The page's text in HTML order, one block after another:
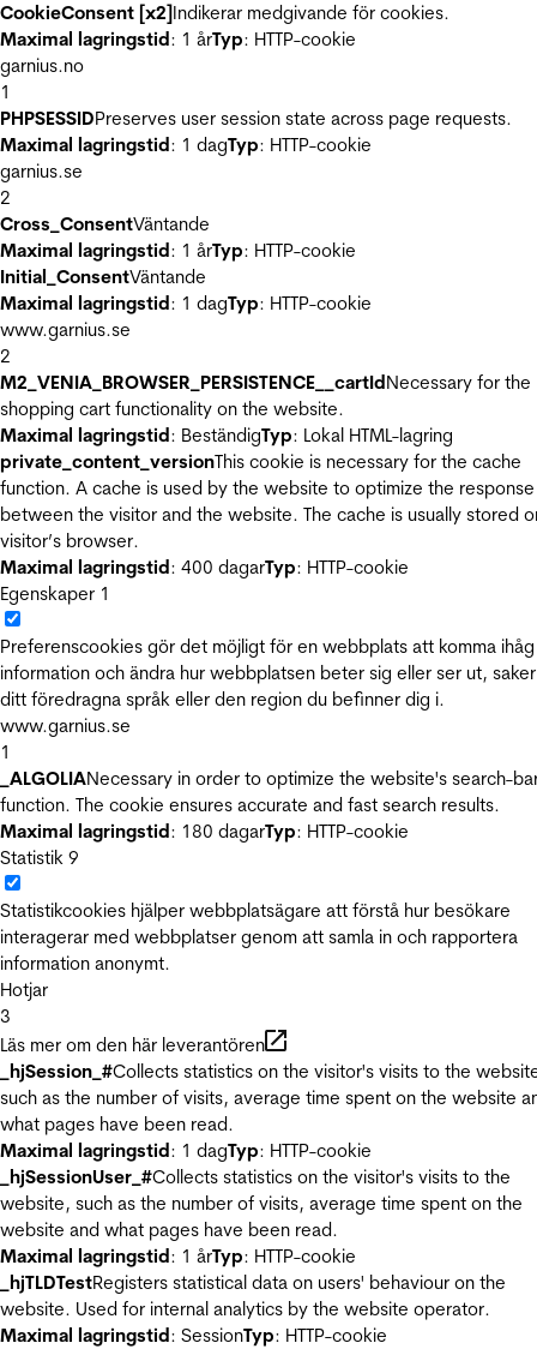
CookieConsent [x2]Indikerar medgivande för cookies.
Maximal lagringstid: 1 årTyp: HTTP-cookie
garnius.no
1
PHPSESSIDPreserves user session state across page requests.
Maximal lagringstid: 1 dagTyp: HTTP-cookie
garnius.se
2
Cross_ConsentVäntande
Maximal lagringstid: 1 årTyp: HTTP-cookie
Initial_ConsentVäntande
Maximal lagringstid: 1 dagTyp: HTTP-cookie
www.garnius.se
2
M2_VENIA_BROWSER_PERSISTENCE__cartIdNecessary for the
shopping cart functionality on the website.
Maximal lagringstid: BeständigTyp: Lokal HTML-lagring
private_content_versionThis cookie is necessary for the cache
function. A cache is used by the website to optimize the
between the visitor and the website. The cache is usually stored
visitor’s browser.
Maximal lagringstid: 400 dagarTyp: HTTP-cookie
Egenskaper 1
Preferenscookies gör det möjligt för en webbplats att komma ihåg
information och ändra hur webbplatsen beter sig eller ser ut,
ditt föredragna språk eller den region du befinner dig i.
www.garnius.se
1
_ALGOLIANecessary in order to optimize the website's search-
function. The cookie ensures accurate and fast search results.
Maximal lagringstid: 180 dagarTyp: HTTP-cookie
Statistik 9
Statistikcookies hjälper webbplatsägare att förstå hur besökare
interagerar med webbplatser genom att samla in och rapportera
information anonymt.
Hotjar
3
Läs mer om den här leverantören
_hjSession_#Collects statistics on the visitor's visits to the
such as the number of visits, average time spent on the website
what pages have been read.
Maximal lagringstid: 1 dagTyp: HTTP-cookie
_hjSessionUser_#Collects statistics on the visitor's visits to the
website, such as the number of visits, average time spent on the
website and what pages have been read.
Maximal lagringstid: 1 årTyp: HTTP-cookie
_hjTLDTestRegisters statistical data on users' behaviour on the
website. Used for internal analytics by the website operator.
Maximal lagringstid: SessionTyp: HTTP-cookie